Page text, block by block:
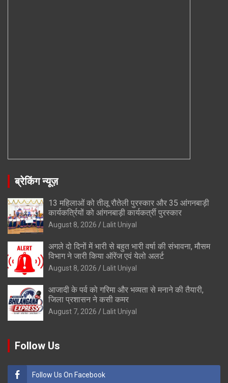
ब्रेकिंग न्यूज़
13 महिलाओं को तीलू रौतेली पुरस्कार और 35 आंगनबाड़ी
कार्यकर्त्रियों को आंगनबाड़ी कार्यकर्त्री पुरस्कार
August 8, 2026 Lalit Uniyal
अगले दो दिनों में भारी से बहुत भारी वर्षा की संभावना, मौसम
विभाग ने जारी किया ऑरेंज एवं येलो अलर्ट
August 8, 2026 Lalit Uniyal
आजादी के पर्व को गरिमा और भव्यता से मनाने की तैयारी,
जिला प्रशासन ने कसी कमर
August 7, 2026 Lalit Uniyal
Follow Us
Follow Us On Facebook